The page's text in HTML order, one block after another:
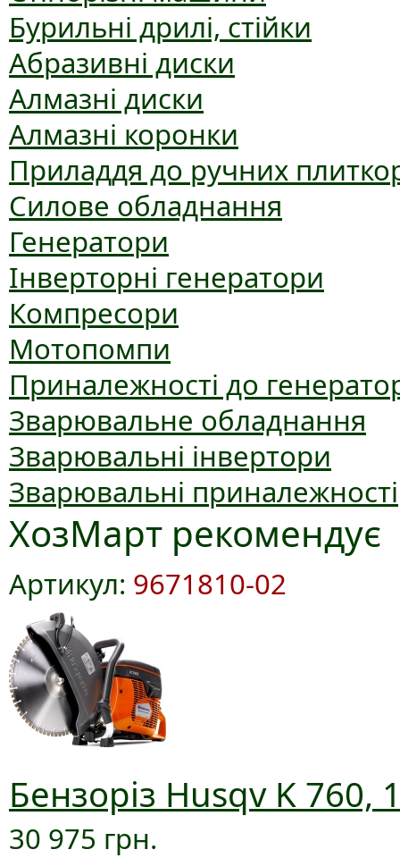
Бурильні дрилі, стійки
Абразивні диски
Алмазні диски
Алмазні коронки
Приладдя до ручних
Силове обладнання
Генератори
Інверторні генератори
Компресори
Мотопомпи
Приналежності до
Зварювальне обладнання
Зварювальні інвертори
Зварювальні приналежності
ХозМарт рекомендує
Артикул: 9671810-02
Бензоріз Husqv K 760,
30 975 грн.